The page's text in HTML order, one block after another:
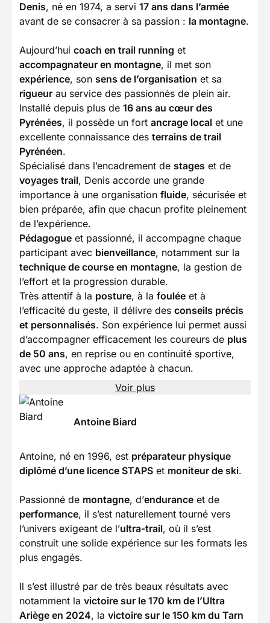
Denis, né en 1974, a servi 17 ans dans l’armée
avant de se consacrer à sa passion : la montagne.
Aujourd’hui coach en trail running et
accompagnateur en montagne, il met son
expérience, son sens de l’organisation et sa
rigueur au service des passionnés de plein air.
Installé depuis plus de 16 ans au cœur des
Pyrénées, il possède un fort ancrage local et une
excellente connaissance des terrains de trail
Pyrénéen.
Spécialisé dans l’encadrement de stages et de
voyages trail, Denis accorde une grande
importance à une organisation fluide, sécurisée et
bien préparée, afin que chacun profite pleinement
de l’expérience.
Pédagogue et passionné, il accompagne chaque
participant avec bienveillance, notamment sur la
technique de course en montagne, la gestion de
l’effort et la progression durable.
Très attentif à la posture, à la foulée et à
l’efficacité du geste, il délivre des conseils précis
et personnalisés. Son expérience lui permet aussi
d’accompagner efficacement les coureurs de plus
de 50 ans, en reprise ou en continuité sportive,
avec une approche adaptée à chacun.
Voir plus
Antoine Biard
Antoine, né en 1996, est préparateur physique
diplômé d’une licence STAPS et moniteur de ski.
Passionné de montagne, d’endurance et de
performance, il s’est naturellement tourné vers
l’univers exigeant de l’ultra-trail, où il s’est
construit une solide expérience sur les formats les
plus engagés.
Il s’est illustré par de très beaux résultats avec
notamment la victoire sur le 170 km de l’Ultra
Ariège en 2024, la victoire sur le 150 km du Tarn